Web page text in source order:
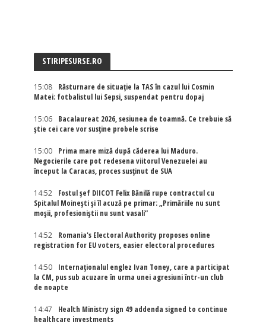
STIRIPESURSE.RO
15:08
Răsturnare de situație la TAS în cazul lui Cosmin
Matei: fotbalistul lui Sepsi, suspendat pentru dopaj
15:06
Bacalaureat 2026, sesiunea de toamnă. Ce trebuie să
știe cei care vor susține probele scrise
15:00
Prima mare miză după căderea lui Maduro.
Negocierile care pot redesena viitorul Venezuelei au
început la Caracas, proces susținut de SUA
14:52
Fostul șef DIICOT Felix Bănilă rupe contractul cu
Spitalul Moinești și îl acuză pe primar: „Primăriile nu sunt
moșii, profesioniștii nu sunt vasali”
14:52
Romania's Electoral Authority proposes online
registration for EU voters, easier electoral procedures
14:50
Internaţionalul englez Ivan Toney, care a participat
la CM, pus sub acuzare în urma unei agresiuni într-un club
de noapte
14:47
Health Ministry sign 49 addenda signed to continue
healthcare investments